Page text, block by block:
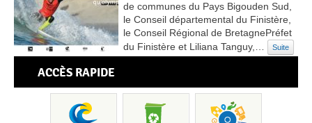
de communes du Pays Bigouden Sud,
le Conseil départemental du Finistère,
le Conseil Régional de BretagnePréfet
du Finistère et Liliana Tanguy,…
Suite
ACCÈS RAPIDE